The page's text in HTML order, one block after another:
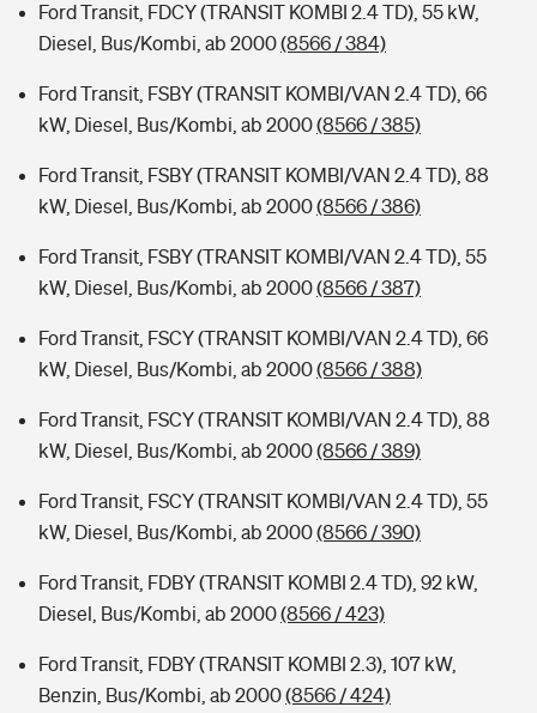
Ford Transit, FDCY (TRANSIT KOMBI 2.4 TD), 55 kW,
Diesel, Bus/Kombi, ab 2000(8566 / 384)
Ford Transit, FSBY (TRANSIT KOMBI/VAN 2.4 TD), 66
kW, Diesel, Bus/Kombi, ab 2000(8566 / 385)
Ford Transit, FSBY (TRANSIT KOMBI/VAN 2.4 TD), 88
kW, Diesel, Bus/Kombi, ab 2000(8566 / 386)
Ford Transit, FSBY (TRANSIT KOMBI/VAN 2.4 TD), 55
kW, Diesel, Bus/Kombi, ab 2000(8566 / 387)
Ford Transit, FSCY (TRANSIT KOMBI/VAN 2.4 TD), 66
kW, Diesel, Bus/Kombi, ab 2000(8566 / 388)
Ford Transit, FSCY (TRANSIT KOMBI/VAN 2.4 TD), 88
kW, Diesel, Bus/Kombi, ab 2000(8566 / 389)
Ford Transit, FSCY (TRANSIT KOMBI/VAN 2.4 TD), 55
kW, Diesel, Bus/Kombi, ab 2000(8566 / 390)
Ford Transit, FDBY (TRANSIT KOMBI 2.4 TD), 92 kW,
Diesel, Bus/Kombi, ab 2000(8566 / 423)
Ford Transit, FDBY (TRANSIT KOMBI 2.3), 107 kW,
Benzin, Bus/Kombi, ab 2000(8566 / 424)